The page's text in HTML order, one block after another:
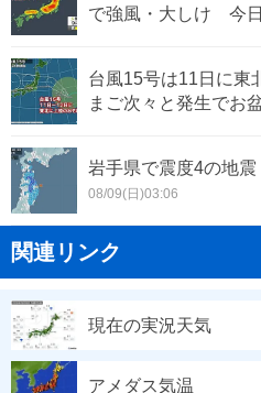
で強風・大しけ 今
台風15号は11日に
まご次々と発生でお
岩手県で震度4の地
08/09(日)03:06
関連リンク
現在の実況天気
アメダス気温